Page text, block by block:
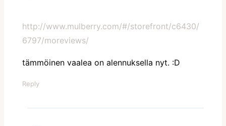
http://www.mulberry.com/#/storefront/c6430/
6797/moreviews/
tämmöinen vaalea on alennuksella nyt. :D
Reply